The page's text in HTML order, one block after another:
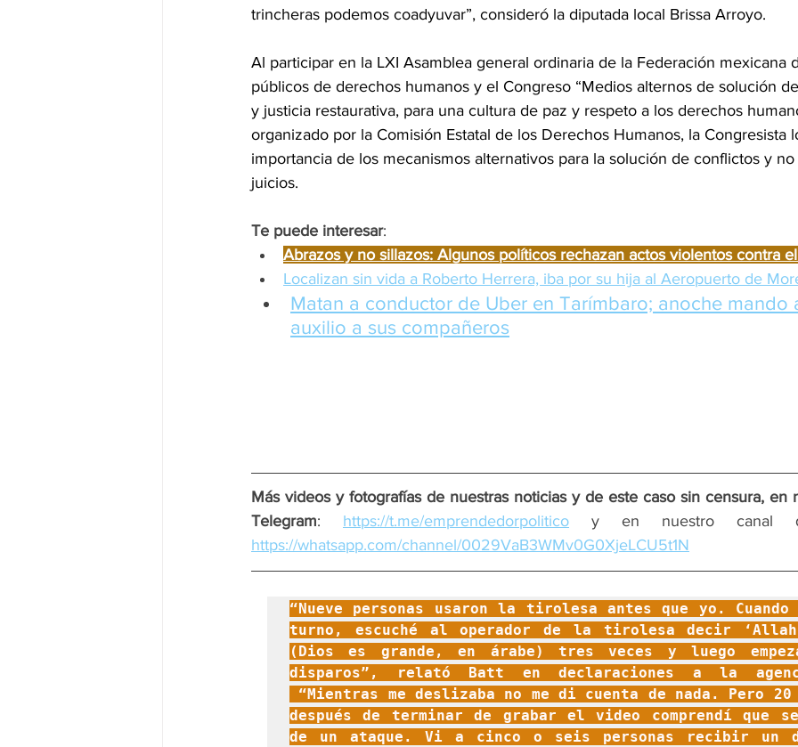
trincheras podemos coadyuvar”, consideró la diputada local Brissa Arroyo.
Al participar en la LXI Asamblea general ordinaria de la Federación mexicana
públicos de derechos humanos y el Congreso “Medios alternos de solución
y justicia restaurativa, para una cultura de paz y respeto a los derechos
organizado por la Comisión Estatal de los Derechos Humanos, la Congresista
importancia de los mecanismos alternativos para la solución de conflictos y
juicios.
Te puede interesar:
Abrazos y no sillazos: Algunos políticos rechazan actos violentos contra
Localizan sin vida a Roberto Herrera, iba por su hija al Aeropuerto de
Matan a conductor de Uber en Tarímbaro; anoche mando
auxilio a sus compañeros
Más videos y fotografías de nuestras noticias y de este caso sin censura, en
Telegram: https://t.me/emprendedorpolitico
https://whatsapp.com/channel/0029VaB3WMv0G0XjeLCU5t1N
“Nueve personas usaron la tirolesa antes que yo.
turno, escuché al operador de la tirolesa decir
(Dios es grande, en árabe) tres veces y luego
disparos”, relató Batt en declaraciones a la
“Mientras me deslizaba no me di cuenta de nada. Pero 20
después de terminar de grabar el video comprendí que
de un ataque. Vi a cinco o seis personas recibir un